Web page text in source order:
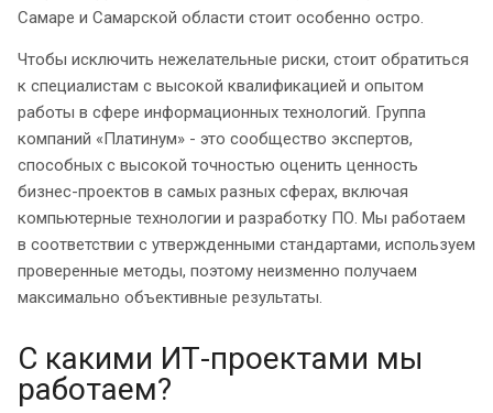
Самаре и Самарской области стоит особенно остро.
Чтобы исключить нежелательные риски, стоит обратиться
к специалистам с высокой квалификацией и опытом
работы в сфере информационных технологий. Группа
компаний «Платинум» - это сообщество экспертов,
способных с высокой точностью оценить ценность
бизнес-проектов в самых разных сферах, включая
компьютерные технологии и разработку ПО. Мы работаем
в соответствии с утвержденными стандартами, используем
проверенные методы, поэтому неизменно получаем
максимально объективные результаты.
С какими ИТ-проектами мы
работаем?